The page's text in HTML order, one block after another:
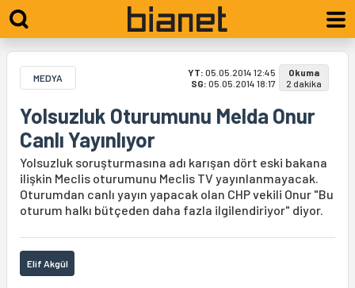
MEDYA YT: 05.05.2014 12:45
SG: 05.05.2014 18:17
Okuma
2 dakika
Yolsuzluk Oturumunu Melda Onur
Canlı Yayınlıyor
Yolsuzluk soruşturmasına adı karışan dört eski bakana
ilişkin Meclis oturumunu Meclis TV yayınlanmayacak.
Oturumdan canlı yayın yapacak olan CHP vekili Onur "Bu
oturum halkı bütçeden daha fazla ilgilendiriyor" diyor.
Elif Akgül